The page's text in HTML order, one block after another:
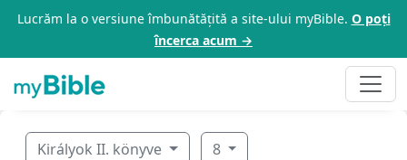
Lucrăm la o versiune îmbunătățită a site-ului myBible. O poți
încerca acum →
Királyok II. könyve 8